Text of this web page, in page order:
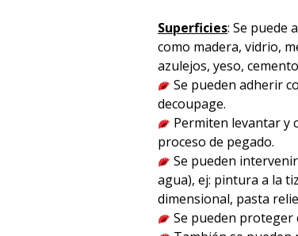
Superficies: Se puede
como madera, vidrio,
azulejos, yeso,
Se pueden adherir
decoupage.
Permiten levantar y
proceso de pegado.
Se pueden
agua), ej: pintura a la
dimensional, pasta
Se pueden proteger